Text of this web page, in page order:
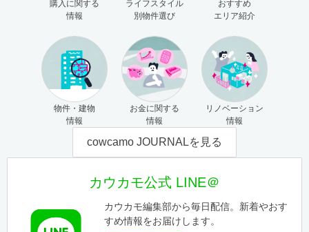
購入に関する
情報
ライフスタイル
別物件選び
おすすめ
エリア紹介
物件・建物
情報
お金に関する
情報
リノベーション
情報
cowcamo JOURNALを見る
カウカモ公式 LINE＠
カウカモ編集部から毎日配信。新着やおす
すめ情報をお届けします。